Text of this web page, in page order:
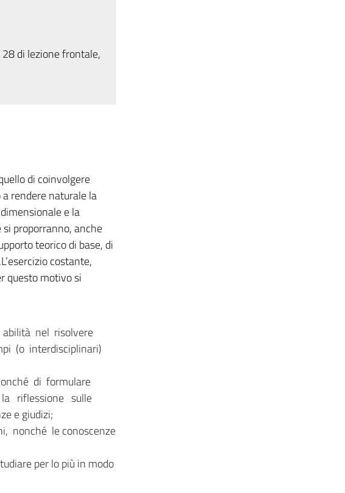
di lezione frontale,
di coinvolgere
rendere naturale la
e la
proporranno, anche
teorico di base, di
costante,
questo motivo si
abilità nel risolvere
(o interdisciplinari)
di formulare
riflessione sulle
e giudizi;
nonché le conoscenze
per lo più in modo